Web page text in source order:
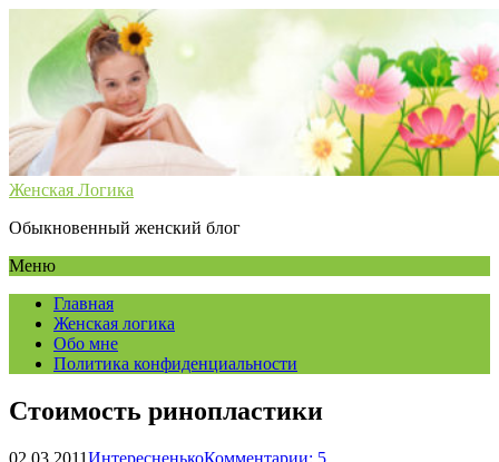
Женская Логика
Обыкновенный женский блог
Меню
Главная
Женская логика
Обо мне
Политика конфиденциальности
Стоимость ринопластики
02.03.2011ИнтересненькоКомментарии: 5